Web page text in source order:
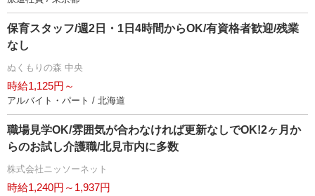
保育スタッフ/週2日・1日4時間からOK/有資格者歓迎/残業
なし
ぬくもりの森 中央
時給1,125円～
アルバイト・パート / 北海道
職場見学OK/雰囲気が合わなければ更新なしでOK!2ヶ月か
らのお試し介護職/北見市内に多数
株式会社ニッソーネット
時給1,240円～1,937円